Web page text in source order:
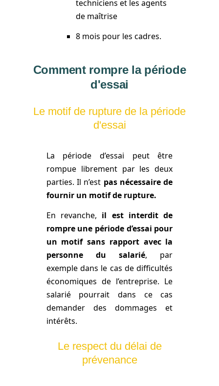
techniciens et les agents
de maîtrise
8 mois pour les cadres.
Comment rompre la période
d'essai
Le motif de rupture de la période
d'essai
La période d’essai peut être
rompue librement par les deux
parties. Il n’est pas nécessaire de
fournir un motif de rupture.
En revanche, il est interdit de
rompre une période d’essai pour
un motif sans rapport avec la
personne du salarié, par
exemple dans le cas de difficultés
économiques de l’entreprise. Le
salarié pourrait dans ce cas
demander des dommages et
intérêts.
Le respect du délai de
prévenance